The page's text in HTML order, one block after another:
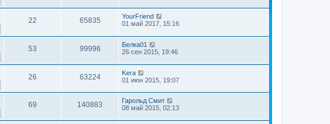
22 65835
YourFriend
01 май 2017, 15:16
53 99996
Белка01
26 сен 2015, 19:46
26 63224
Kera
01 июн 2015, 19:07
69 140883
Гарольд Смит
08 май 2015, 02:13